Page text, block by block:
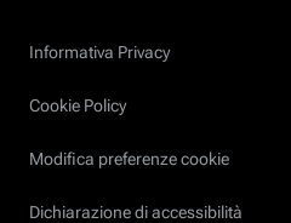
Informativa Privacy
Cookie Policy
Modifica preferenze cookie
Dichiarazione di accessibilità